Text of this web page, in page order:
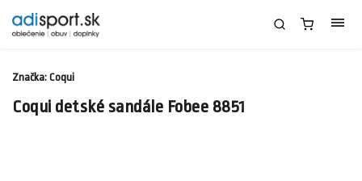
Coqui detské sandále Fobee 8851
Značka: Coqui